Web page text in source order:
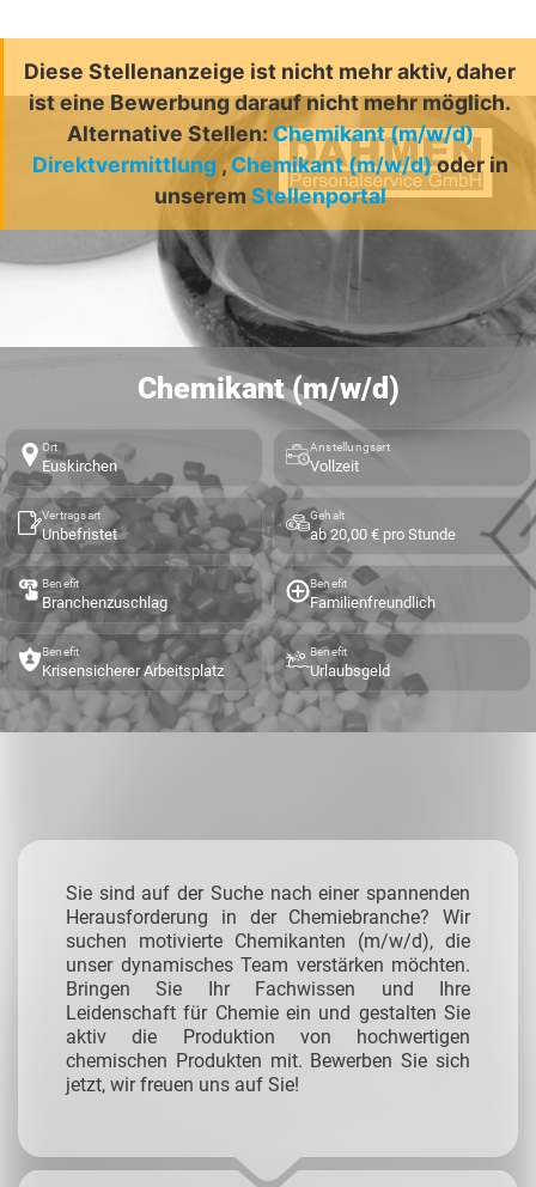
Diese Stellenanzeige ist nicht mehr aktiv, daher
ist eine Bewerbung darauf nicht mehr möglich.
Alternative Stellen: Chemikant (m/w/d)
Direktvermittlung ,Chemikant (m/w/d)oder in
unserem Stellenportal
Chemikant (m/w/d)
Ort
Euskirchen
Anstellungsart
Vollzeit
Vertragsart
Unbefristet
Gehalt
ab 20,00 € pro Stunde
Benefit
Branchenzuschlag
Benefit
Familienfreundlich
Benefit
Krisensicherer Arbeitsplatz
Benefit
Urlaubsgeld
Sie sind auf der Suche nach einer spannenden
Herausforderung in der Chemiebranche? Wir
suchen motivierte Chemikanten (m/w/d), die
unser dynamisches Team verstärken möchten.
Bringen Sie Ihr Fachwissen und Ihre
Leidenschaft für Chemie ein und gestalten Sie
aktiv die Produktion von hochwertigen
chemischen Produkten mit. Bewerben Sie sich
jetzt, wir freuen uns auf Sie!